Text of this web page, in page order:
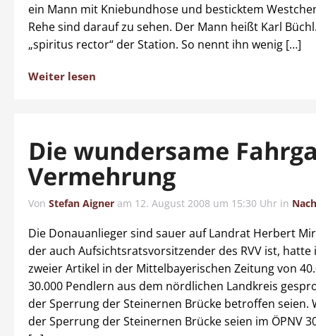
ein Mann mit Kniebundhose und besticktem
Rehe sind darauf zu sehen. Der Mann heißt Karl
„spiritus rector“ der Station. So nennt ihn wenig […]
Weiter lesen
Die wundersame
Vermehrung
Von Stefan Aigner am 12. August 2008 um 15:30 Uhr in
Die Donauanlieger sind sauer auf Landrat Herbert
der auch Aufsichtsratsvorsitzender des RVV ist, hatte
zweier Artikel in der Mittelbayerischen Zeitung von
30.000 Pendlern aus dem nördlichen Landkreis
der Sperrung der Steinernen Brücke betroffen seien.
der Sperrung der Steinernen Brücke seien im ÖPNV